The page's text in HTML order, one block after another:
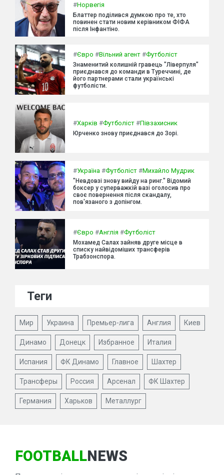
#Норвегія
Блаттер поділився думкою про те, хто
повинен стати новим керівником ФІФА
після Інфантіно.
#Євро #Вільний агент #Футболіст
Знаменитий колишній гравець "Ліверпуля"
приєднався до команди в Туреччині, де
його партнерами стали українські
футболісти.
#Харків #Футболіст #Півзахисник
Юрченко знову приєднався до Зорі.
#Україна #Футболіст #Михайло Мудрик
"Невдовзі знову вийду на ринг." Відомий
боксер у суперважкій вазі оголосив про
своє повернення після скандалу,
пов'язаного з допінгом.
#Євро #Англія #Футболіст
Мохамед Салах зайняв друге місце в
списку найвідоміших трансферів
Трабзонспора.
Теги
Мир Украина Премьер-лига Англия Киев
Динамо Донецк Избранное Италия
Испания ФК Динамо Главное Шахтер
Трансферы Россия Арсенал ФК Шахтер
Германия Харьков Металлург
FOOTBALLNEWS